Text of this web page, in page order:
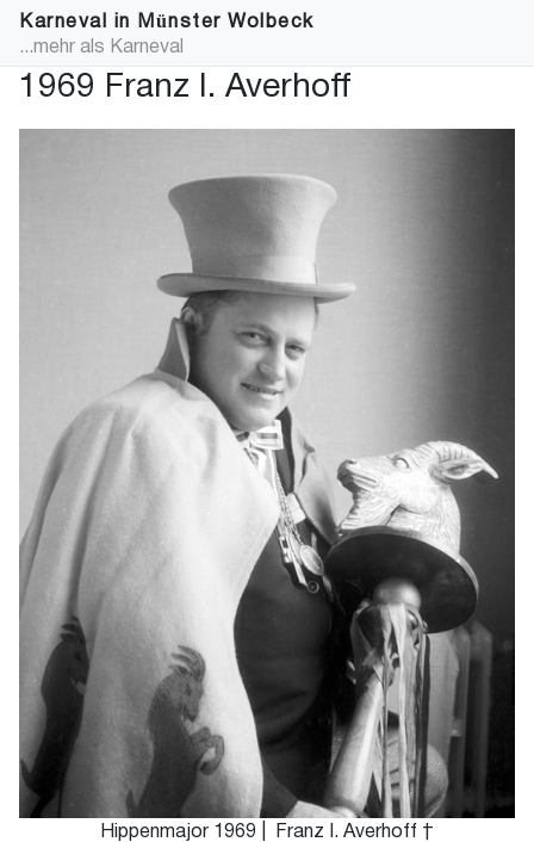
Karneval in Münster Wolbeck
...mehr als Karneval
1969 Franz I. Averhoff
Hippenmajor 1969 | Franz I. Averhoff †